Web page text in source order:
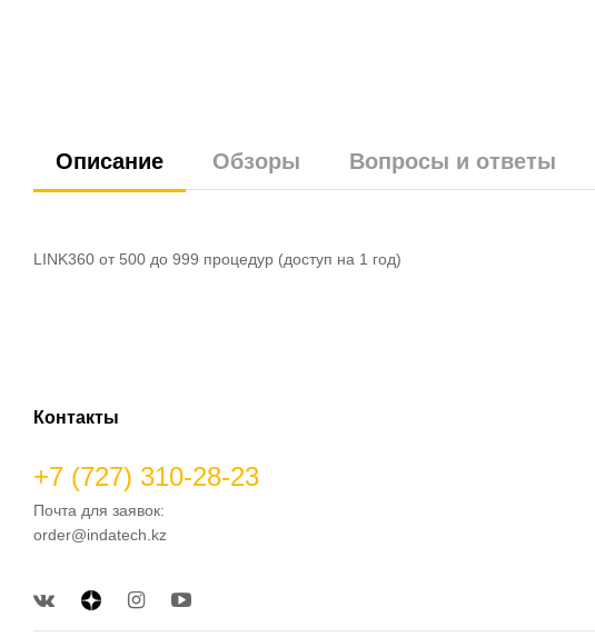
Описание Обзоры Вопросы и ответы
LINK360 от 500 до 999 процедур (доступ на 1 год)
Контакты
+7 (727) 310-28-23
Почта для заявок:
order@indatech.kz